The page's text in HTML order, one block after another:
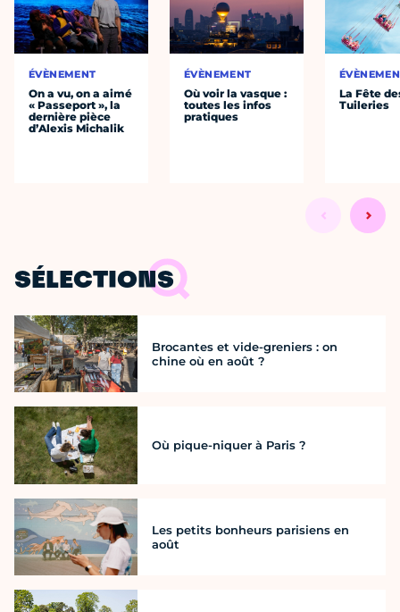
ÉVÈNEMENT
On a vu, on a aimé
« Passeport », la
dernière pièce
d’Alexis Michalik
ÉVÈNEMENT
Où voir la vasque :
toutes les infos
pratiques
La Fête
Tuileries
SÉLECTIONS
Brocantes et vide-greniers : on
chine où en août ?
Où pique-niquer à Paris ?
Les petits bonheurs parisiens en
août